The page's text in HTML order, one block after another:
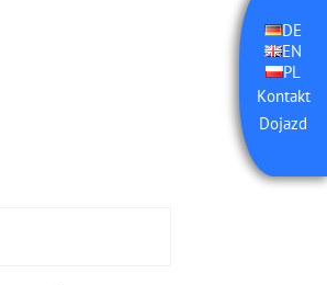
DE
EN
PL
Kontakt
Dojazd